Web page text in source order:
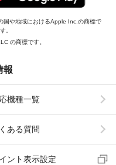
国や地域におけるApple Inc.の商標で
。
の商標です。
報
機種一覧
ある質問
ント表示設定